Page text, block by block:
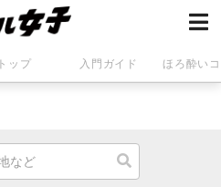
トップ 入門ガイド ほろ酔い